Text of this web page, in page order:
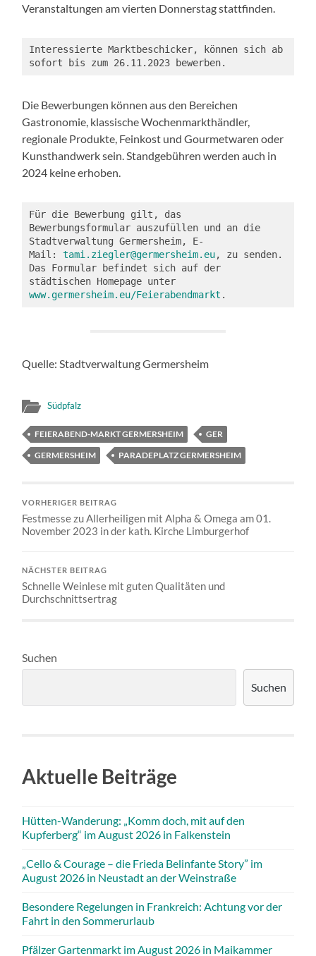
Veranstaltungen am vierten Donnerstag stattfinden.
Interessierte Marktbeschicker, können sich ab
sofort bis zum 26.11.2023 bewerben.
Die Bewerbungen können aus den Bereichen
Gastronomie, klassische Wochenmarkthändler,
regionale Produkte, Feinkost und Gourmetwaren oder
Kunsthandwerk sein. Standgebühren werden auch in
2024 keine erhoben.
Für die Bewerbung gilt, das
Bewerbungsformular auszufüllen und an die
Stadtverwaltung Germersheim, E-
Mail: tami.ziegler@germersheim.eu, zu senden.
Das Formular befindet sich auf der
städtischen Homepage unter
www.germersheim.eu/Feierabendmarkt .
Quelle: Stadtverwaltung Germersheim
Südpfalz
FEIERABEND-MARKT GERMERSHEIM
GER
GERMERSHEIM
PARADEPLATZ GERMERSHEIM
VORHERIGER BEITRAG
Festmesse zu Allerheiligen mit Alpha & Omega am 01.
November 2023 in der kath. Kirche Limburgerhof
NÄCHSTER BEITRAG
Schnelle Weinlese mit guten Qualitäten und
Durchschnittsertrag
Suchen
Suchen
Aktuelle Beiträge
Hütten-Wanderung: „Komm doch, mit auf den
Kupferberg“ im August 2026 in Falkenstein
„Cello & Courage – die Frieda Belinfante Story” im
August 2026 in Neustadt an der Weinstraße
Besondere Regelungen in Frankreich: Achtung vor der
Fahrt in den Sommerurlaub
Pfälzer Gartenmarkt im August 2026 in Maikammer